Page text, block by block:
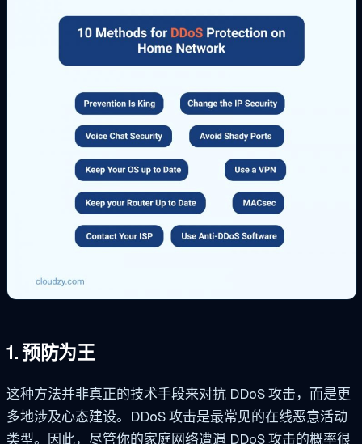
1. 预防为王
这种方法并非真正的技术手段来对抗 DDoS 攻击，而是更
多地涉及心态建设。DDoS 攻击是最常见的在线恶意活动
类型。因此，尽管你的家庭网络遭遇 DDoS 攻击的概率很